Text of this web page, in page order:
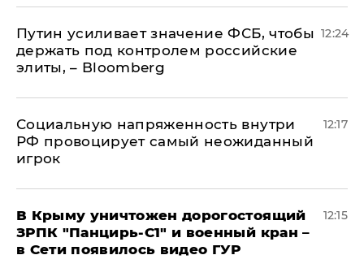
Путин усиливает значение ФСБ, чтобы
держать под контролем российские
элиты, – Bloomberg
12:24
Социальную напряженность внутри
РФ провоцирует самый неожиданный
игрок
12:17
В Крыму уничтожен дорогостоящий
ЗРПК "Панцирь-С1" и военный кран –
в Сети появилось видео ГУР
12:15